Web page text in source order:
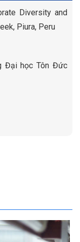
Diversity and
Piura, Peru
Đại học Tôn Đức